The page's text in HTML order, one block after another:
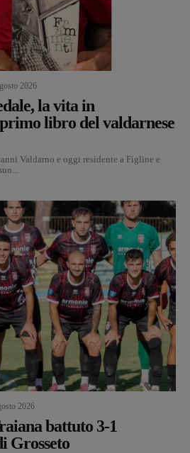
2026
la vita in
libro del valdarnese
Valdarno e oggi residente a Figline e
2026
battuto 3-1
Grosseto